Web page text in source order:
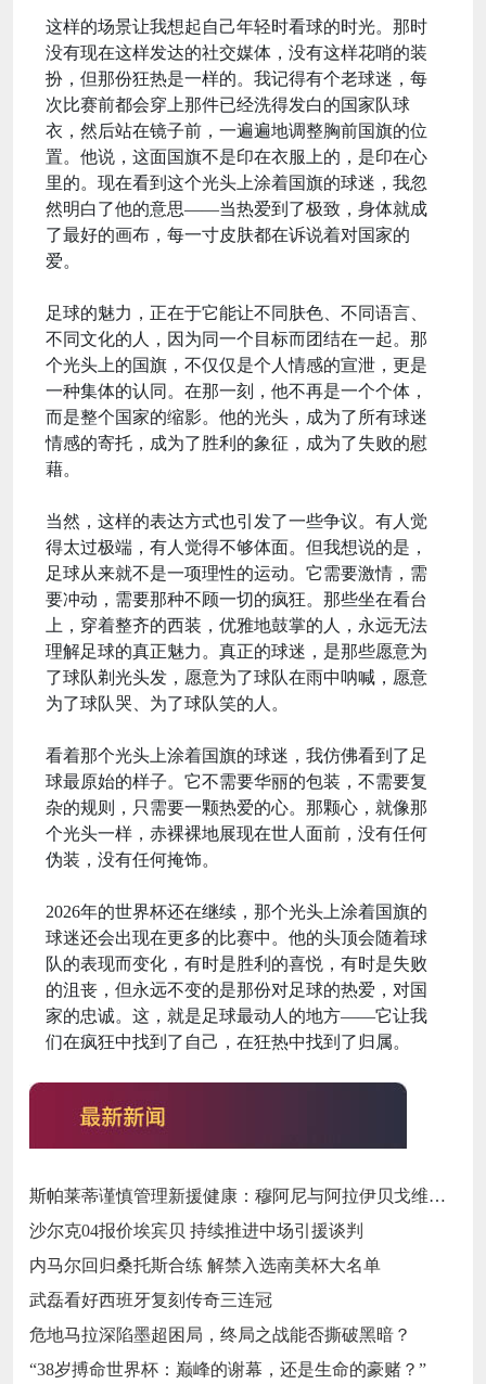
这样的场景让我想起自己年轻时看球的时光。那时
没有现在这样发达的社交媒体，没有这样花哨的装
扮，但那份狂热是一样的。我记得有个老球迷，每
次比赛前都会穿上那件已经洗得发白的国家队球
衣，然后站在镜子前，一遍遍地调整胸前国旗的位
置。他说，这面国旗不是印在衣服上的，是印在心
里的。现在看到这个光头上涂着国旗的球迷，我忽
然明白了他的意思——当热爱到了极致，身体就成
了最好的画布，每一寸皮肤都在诉说着对国家的
爱。
足球的魅力，正在于它能让不同肤色、不同语言、
不同文化的人，因为同一个目标而团结在一起。那
个光头上的国旗，不仅仅是个人情感的宣泄，更是
一种集体的认同。在那一刻，他不再是一个个体，
而是整个国家的缩影。他的光头，成为了所有球迷
情感的寄托，成为了胜利的象征，成为了失败的慰
藉。
当然，这样的表达方式也引发了一些争议。有人觉
得太过极端，有人觉得不够体面。但我想说的是，
足球从来就不是一项理性的运动。它需要激情，需
要冲动，需要那种不顾一切的疯狂。那些坐在看台
上，穿着整齐的西装，优雅地鼓掌的人，永远无法
理解足球的真正魅力。真正的球迷，是那些愿意为
了球队剃光头发，愿意为了球队在雨中呐喊，愿意
为了球队哭、为了球队笑的人。
看着那个光头上涂着国旗的球迷，我仿佛看到了足
球最原始的样子。它不需要华丽的包装，不需要复
杂的规则，只需要一颗热爱的心。那颗心，就像那
个光头一样，赤裸裸地展现在世人面前，没有任何
伪装，没有任何掩饰。
2026年的世界杯还在继续，那个光头上涂着国旗的
球迷还会出现在更多的比赛中。他的头顶会随着球
队的表现而变化，有时是胜利的喜悦，有时是失败
的沮丧，但永远不变的是那份对足球的热爱，对国
家的忠诚。这，就是足球最动人的地方——它让我
们在疯狂中找到了自己，在狂热中找到了归属。
斯帕莱蒂谨慎管理新援健康：穆阿尼与阿拉伊贝戈维奇缺席尤文热身赛的战略考量‌
沙尔克04报价埃宾贝 持续推进中场引援谈判
内马尔回归桑托斯合练 解禁入选南美杯大名单
武磊看好西班牙复刻传奇三连冠
危地马拉深陷墨超困局，终局之战能否撕破黑暗？
“38岁搏命世界杯：巅峰的谢幕，还是生命的豪赌？”